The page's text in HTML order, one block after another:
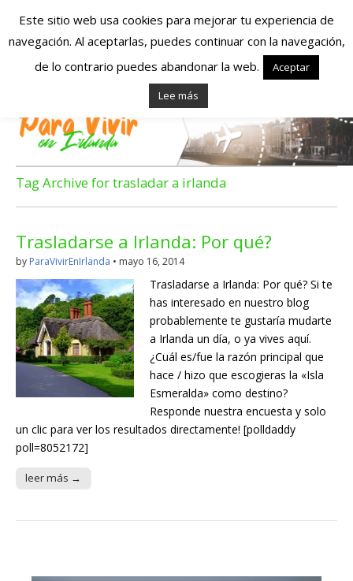
Españoles en
Irlanda – Vivir en
Irlanda – Trabajo
en Irlanda –
Alojamiento en
Irlanda
Blog dedicado a los que viven, estudian y trabajan en
Irlanda!
Tag Archive for trasladar a irlanda
Trasladarse a Irlanda: Por qué?
by ParaVivirEnIrlanda • mayo 16, 2014
Trasladarse a Irlanda: Por qué? Si te
has interesado en nuestro blog
probablemente te gustaría mudarte
a Irlanda un día, o ya vives aquí.
¿Cuál es/fue la razón principal que
hace / hizo que escogieras la «Isla
Esmeralda» como destino?
Responde nuestra encuesta y solo
un clic para ver los resultados directamente! [polldaddy
poll=8052172]
leer más →
Este sitio web usa cookies para mejorar tu experiencia de
navegación. Al aceptarlas, puedes continuar con la navegación,
de lo contrario puedes abandonar la web.
Aceptar
Lee más